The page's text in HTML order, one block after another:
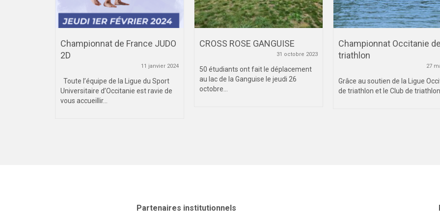
Championnat de France JUDO
2D
11 janvier 2024
Toute l’équipe de la Ligue du Sport
Universitaire d’Occitanie est ravie de
vous accueillir...
CROSS ROSE GANGUISE
31 octobre 2023
50 étudiants ont fait le déplacement
au lac de la Ganguise le jeudi 26
octobre...
Championnat Occitanie de
triathlon
27
Grâce au soutien de la Ligue
de triathlon et le Club de triathlon
Partenaires institutionnels